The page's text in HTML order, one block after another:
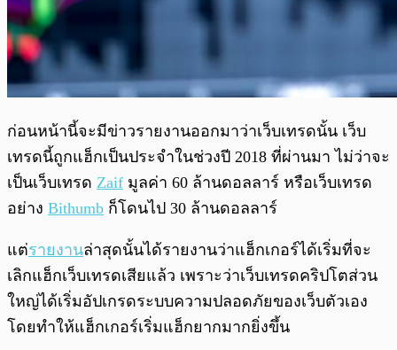
ก่อนหน้านี้จะมีข่าวรายงานออกมาว่าเว็บเทรดนั้น เว็บ
เทรดนี้ถูกแฮ็กเป็นประจำในช่วงปี 2018 ที่ผ่านมา ไม่ว่าจะ
เป็นเว็บเทรด Zaif มูลค่า 60 ล้านดอลลาร์ หรือเว็บเทรด
อย่าง Bithumb ก็โดนไป 30 ล้านดอลลาร์
แต่รายงานล่าสุดนั้นได้รายงานว่าแฮ็กเกอร์ได้เริ่มที่จะ
เลิกแฮ็กเว็บเทรดเสียแล้ว เพราะว่าเว็บเทรดคริปโตส่วน
ใหญ่ได้เริ่มอัปเกรดระบบความปลอดภัยของเว็บตัวเอง
โดยทำให้แฮ็กเกอร์เริ่มแฮ็กยากมากยิ่งขึ้น